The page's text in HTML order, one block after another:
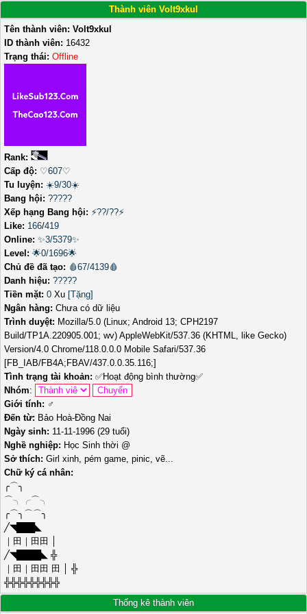
Thành viên Volt9xkul
Tên thành viên: Volt9xkul
ID thành viên: 16432
Trạng thái: Offline
Rank:
Cấp độ: ♡607♡
Tu luyện: ☀️9/30☀️
Bang hội: ?????
Xếp hạng Bang hội: ⚡??/??⚡
Like: 166/419
Online: ✨3/5379✨
Level: 🌟0/1696🌟
Chủ đề đã tạo: 🩸67/4139🩸
Danh hiệu: ?????
Tiền mặt: 0 Xu [Tặng]
Ngân hàng: Chưa có dữ liệu
Trình duyệt: Mozilla/5.0 (Linux; Android 13; CPH2197
Build/TP1A.220905.001; wv) AppleWebKit/537.36 (KHTML, like Gecko)
Version/4.0 Chrome/118.0.0.0 Mobile Safari/537.36
[FB_IAB/FB4A;FBAV/437.0.0.35.116;]
Tình trạng tài khoản: ✅Hoạt động bình thường✅
Nhóm:
Giới tính: ♂️
Đến từ: Bảo Hoà-Đồng Nai
Ngày sinh: 11-11-1996 (29 tuổi)
Nghề nghiệp: Học Sinh thời @
Sở thích: Girl xinh, pém game, pinic, vẽ...
Chữ ký cá nhân:
╭⌒╮
⌒╮╭⌒╮
╭⌒╮⌒⌒╮
╱◥███◣
｜田｜田田 │
╱◥████◣ ╬
｜田｜田田 田 │ ╬
╬╬╬╬╬╬╬╬╬
Thống kê thành viên